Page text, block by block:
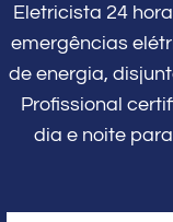
Eletricista 24
emergências
de energia,
Profissional
dia e noite